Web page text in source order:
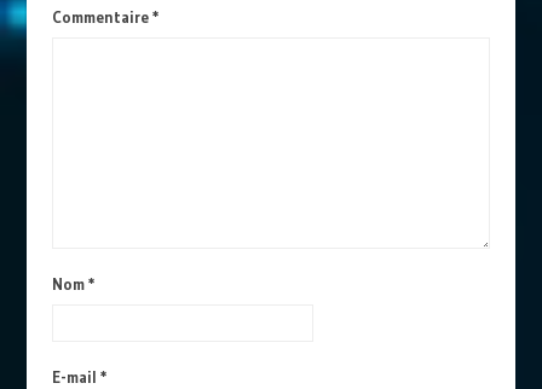
Commentaire*
Nom*
E-mail *